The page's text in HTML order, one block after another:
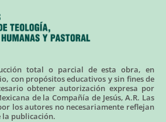
total o parcial de esta obra, en
con propósitos educativos y sin fines de
obtener autorización expresa por
de la Compañía de Jesús, A.R. Las
los autores no necesariamente reflejan
publicación.